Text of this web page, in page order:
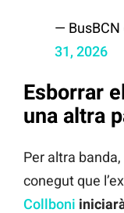
— BusBCN
31, 2026
Esborrar
una altra
Per altra
conegut que
Collboni